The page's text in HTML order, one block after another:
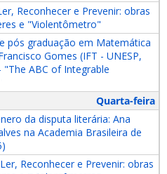
Reconhecer e Prevenir: obras
e "Violentômetro"
pós graduação em Matemática
Gomes (IFT - UNESP,
"The ABC of Integrable
Quarta-feira
da disputa literária: Ana
na Academia Brasileira de
Reconhecer e Prevenir: obras